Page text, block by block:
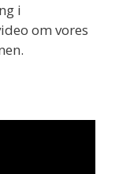
i
om vores